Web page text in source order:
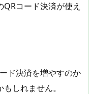
コード決済が使え
ド決済を増やすのか
しれません。